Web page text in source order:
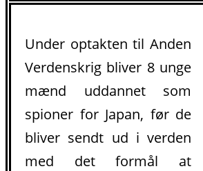
Under optakten til Anden
Verdenskrig bliver 8 unge
mænd uddannet som
spioner for Japan, før de
bliver sendt ud i verden
med det formål at